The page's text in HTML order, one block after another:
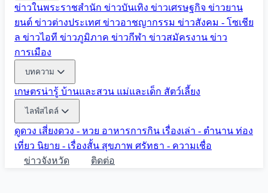
ข่าวในพระราชสำนัก ข่าวบันเทิง ข่าวเศรษฐกิจ ข่าวยาน
ยนต์ ข่าวต่างประเทศ ข่าวอาชญากรรม ข่าวสังคม - โซเชีย
ล ข่าวไอที ข่าวภูมิภาค ข่าวกีฬา ข่าวสมัครงาน ข่าว
การเมือง
บทความ
เกษตรน่ารู้ บ้านและสวน แม่และเด็ก สัตว์เลี้ยง
ไลฟ์สไตล์
ดูดวง เสี่ยงดวง - หวย อาหารการกิน เรื่องเล่า - ตำนาน ท่อง
เที่ยว นิยาย - เรื่องสั้น สุขภาพ ศรัทธา - ความเชื่อ
ข่าวจังหวัด
ติดต่อ